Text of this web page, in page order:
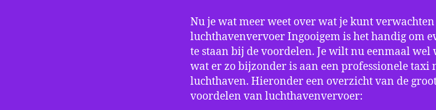
Nu je wat meer weet over wat je kunt
luchthavenvervoer Ingooigem is het handig om
te staan bij de voordelen. Je wilt nu eenmaal wel
wat er zo bijzonder is aan een professionele taxi
luchthaven. Hieronder een overzicht van de
voordelen van luchthavenvervoer: